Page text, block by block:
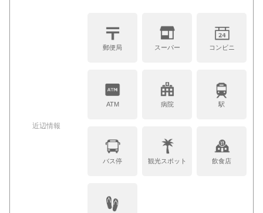
近辺情報
郵便局 スーパー コンビニ
ATM 病院 駅
バス停 観光スポット 飲食店